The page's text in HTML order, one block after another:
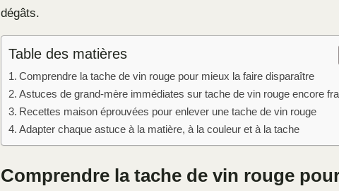
dégâts.
Table des matières
Comprendre la tache de vin rouge pour mieux la faire disparaître
Astuces de grand-mère immédiates sur tache de vin rouge encore
Recettes maison éprouvées pour enlever une tache de vin rouge
Adapter chaque astuce à la matière, à la couleur et à la tache
Comprendre la tache de vin rouge